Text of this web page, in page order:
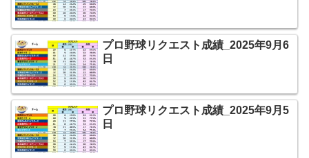
プロ野球リクエスト成績_2025年9月6
日
プロ野球リクエスト成績_2025年9月5
日